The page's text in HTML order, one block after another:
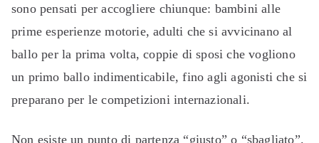
sono pensati per accogliere chiunque: bambini alle
prime esperienze motorie, adulti che si avvicinano al
ballo per la prima volta, coppie di sposi che vogliono
un primo ballo indimenticabile, fino agli agonisti che si
preparano per le competizioni internazionali.
Non esiste un punto di partenza “giusto” o “sbagliato”.